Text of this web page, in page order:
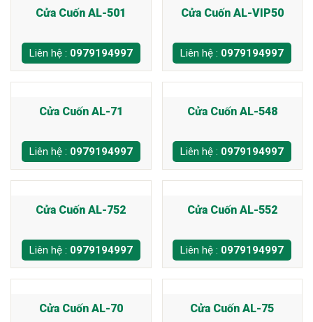
Cửa Cuốn AL-501
Liên hệ : 0979194997
Cửa Cuốn AL-VIP50
Liên hệ : 0979194997
Cửa Cuốn AL-71
Liên hệ : 0979194997
Cửa Cuốn AL-548
Liên hệ : 0979194997
Cửa Cuốn AL-752
Liên hệ : 0979194997
Cửa Cuốn AL-552
Liên hệ : 0979194997
Cửa Cuốn AL-70 Cửa Cuốn AL-75